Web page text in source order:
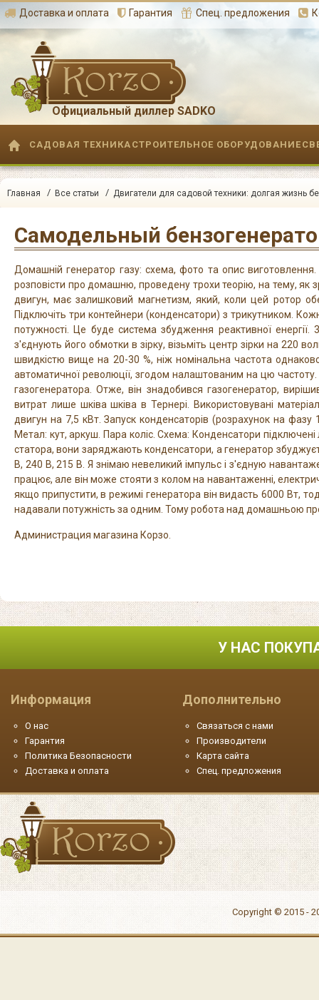
Доставка и оплата Гарантия Спец. предложения
Официальный диллер SADKO
САДОВАЯ ТЕХНИКА СТРОИТЕЛЬНОЕ ОБОРУДОВАНИЕ
Главная / Все статьи / Двигатели для садовой техники: долгая жизнь
Домашній генератор газу: схема, фото та опис
розповісти про домашню, проведену трохи теорію, на тему, як
двигун, має залишковий магнетизм, який, коли цей ротор
Підключіть три контейнери (конденсатори) з трикутником.
потужності. Це буде система збудження реактивної
з'єднують його обмотки в зірку, візьміть центр зірки на 220
швидкістю вище на 20-30 %, ніж номінальна частота
автоматичної революції, згодом налаштованим на цю
газогенератора. Отже, він знадобився газогенератор,
витрат лише шківа шківа в Тернері. Використовувані
двигун на 7,5 кВт. Запуск конденсаторів (розрахунок на
Метал: кут, аркуш. Пара коліс. Схема: Конденсатори
статора, вони заряджають конденсатори, а генератор
В, 240 В, 215 В. Я знімаю невеликий імпульс і з'єдную
працює, але він може стояти з колом на навантаженні,
якщо припустити, в режимі генератора він видасть 6000 Вт,
надавали потужність за одним. Тому робота над домашньою
Администрация магазина Корзо.
У НАС
Информация
О нас
Гарантия
Политика Безопасности
Доставка и оплата
Дополнительно
Связаться с нами
Производители
Карта сайта
Спец. предложения
Copyright © 2015 -